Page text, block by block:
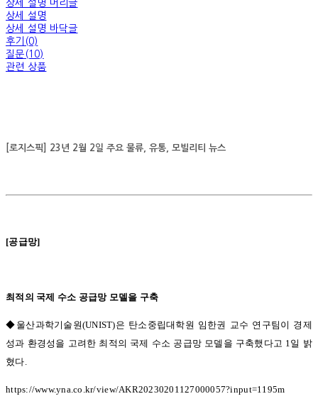
상세 설명 머리글
상세 설명
상세 설명 바닥글
후기(0)
질문(10)
관련 상품
[로지스픽] 23년 2월 2일 주요 물류, 유통, 모빌리티 뉴스
[공급망]
최적의 국제 수소 공급망 모델을 구축
◆울산과학기술원(UNIST)은 탄소중립대학원 임한권 교수 연구팀이 경제
성과 환경성을 고려한 최적의 국제 수소 공급망 모델을 구축했다고 1일 밝
혔다.
https://www.yna.co.kr/view/AKR20230201127000057?input=1195m